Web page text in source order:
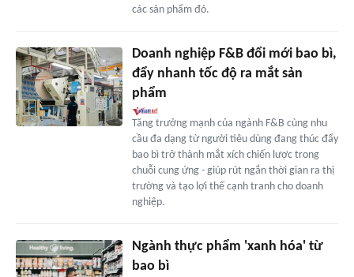
các sản phẩm đó.
Doanh nghiệp F&B đổi mới bao bì,
đẩy nhanh tốc độ ra mắt sản
phẩm
Tăng trưởng mạnh của ngành F&B cùng nhu
cầu đa dạng từ người tiêu dùng đang thúc đẩy
bao bì trở thành mắt xích chiến lược trong
chuỗi cung ứng - giúp rút ngắn thời gian ra thị
trường và tạo lợi thế cạnh tranh cho doanh
nghiệp.
Ngành thực phẩm 'xanh hóa' từ
bao bì